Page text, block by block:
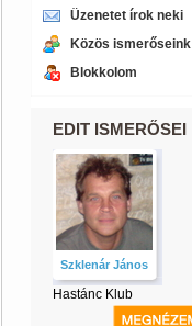
Üzenetet írok neki
Közös ismerőseink
Blokkolom
EDIT ISMERŐSEI
Szklenár János
Hastánc Klub